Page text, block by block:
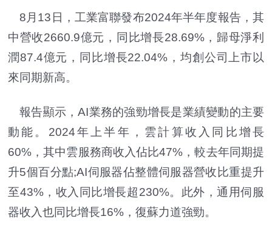
8月13日，工業富聯發布2024年半年度報告，其
中營收2660.9億元，同比增長28.69%，歸母淨利
潤87.4億元，同比增長22.04%，均創公司上市以
來同期新高。
報告顯示，AI業務的強勁增長是業績變動的主要
動能。2024年上半年，雲計算收入同比增長
60%，其中雲服務商收入佔比47%，較去年同期提
升5個百分點;AI伺服器佔整體伺服器營收比重提升
至43%，收入同比增長超230%。此外，通用伺服
器收入也同比增長16%，復蘇力道強勁。